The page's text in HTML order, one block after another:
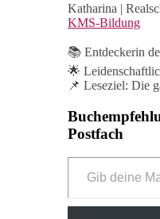
Katharina |
KMS-Bildung
📚 Entdeckerin
🌟
📌 Leseziel: Die
Postfach
deine
ein...